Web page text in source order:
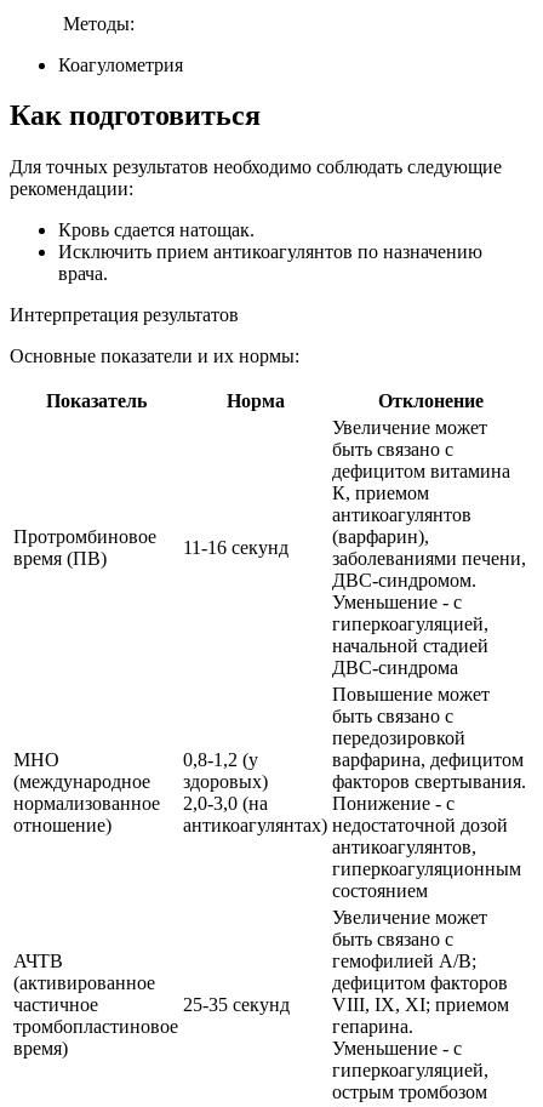
Методы:
Коагулометрия
Как подготовиться
Для точных результатов необходимо соблюдать следующие
рекомендации:
Кровь сдается натощак.
Исключить прием антикоагулянтов по назначению
врача.
Интерпретация результатов
Основные показатели и их нормы:
Показатель Норма Отклонение
Протромбиновое
время (ПВ)
11-16 секунд
Увеличение может
быть связано с
дефицитом витамина
К, приемом
антикоагулянтов
(варфарин),
заболеваниями печени,
ДВС-синдромом.
Уменьшение - с
гиперкоагуляцией,
начальной стадией
ДВС-синдрома
МНО
(международное
нормализованное
отношение)
0,8-1,2 (у
здоровых)
2,0-3,0 (на
антикоагулянтах)
Повышение может
быть связано с
передозировкой
варфарина, дефицитом
факторов свертывания.
Понижение - с
недостаточной дозой
антикоагулянтов,
гиперкоагуляционным
состоянием
АЧТВ
(активированное
частичное
тромбопластиновое
время)
25-35 секунд
Увеличение может
быть связано с
гемофилией А/В;
дефицитом факторов
VIII, IX, XI; приемом
гепарина.
Уменьшение - с
гиперкоагуляцией,
острым тромбозом